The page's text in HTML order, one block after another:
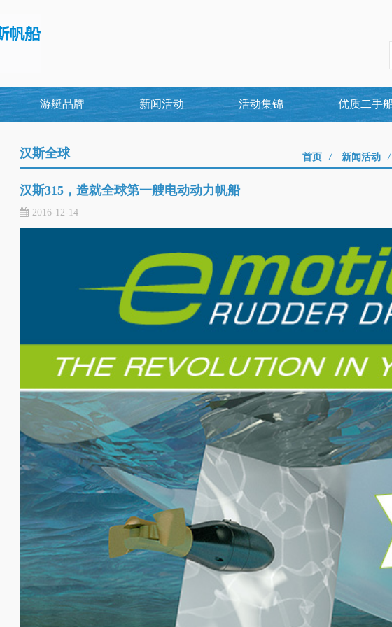
游艇品牌 新闻活动 活动集锦 优质二手
汉斯Hanse 360帆船
HANSE 360是一款集卓越性能、舒适性和
易于操作为一体的现代时尚帆船，适合巡航
或竞技航行。
汉斯Hanse 460进口帆船
汉斯Hanse 460帆船——一眼便爱上了！彻
底创新，灵活而宽敞。 新款汉斯Hanse 460
以其悠久而成功的历史为基础。
汉斯全球 首页 / 新闻活动 /
汉斯315，造就全球第一艘电动动力帆船
2016-12-14